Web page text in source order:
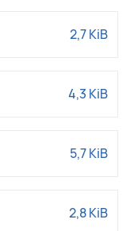
2,7 KiB
4,3 KiB
5,7 KiB
2,8 KiB